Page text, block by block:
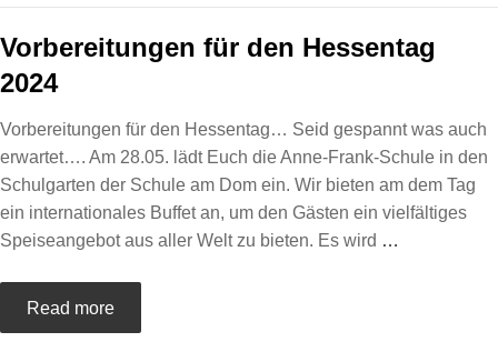
Vorbereitungen für den Hessentag
2024
Vorbereitungen für den Hessentag… Seid gespannt was auch
erwartet…. Am 28.05. lädt Euch die Anne-Frank-Schule in den
Schulgarten der Schule am Dom ein. Wir bieten am dem Tag
ein internationales Buffet an, um den Gästen ein vielfältiges
Speiseangebot aus aller Welt zu bieten. Es wird …
Read more